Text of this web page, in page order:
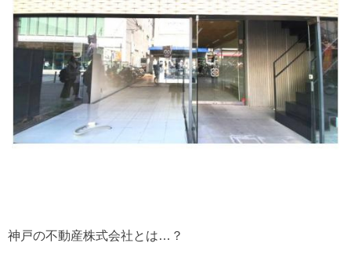
神戸の不動産株式会社とは…？